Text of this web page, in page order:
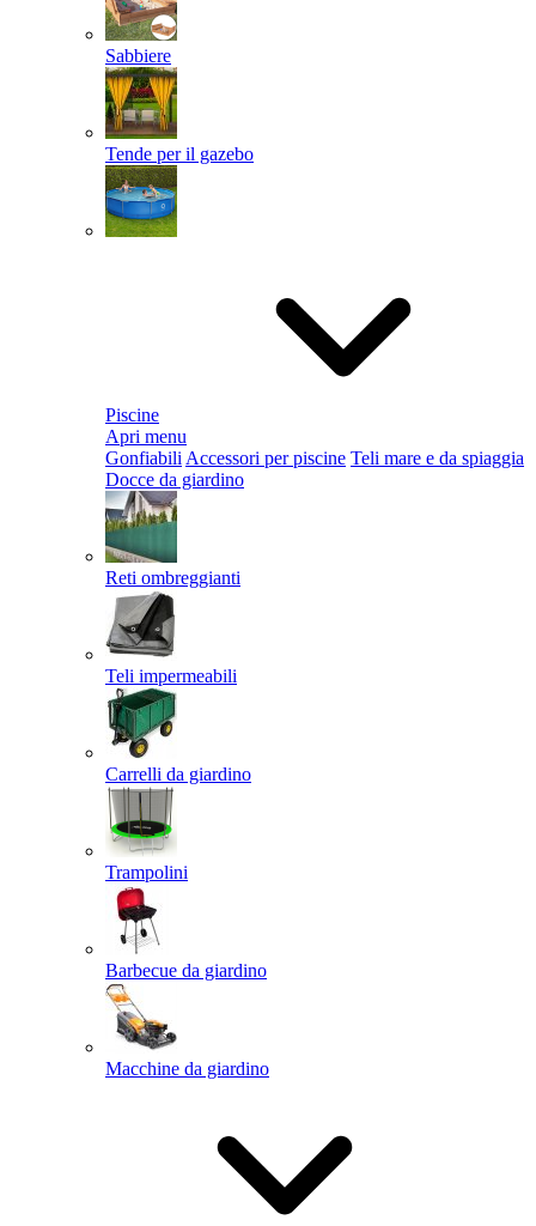
Sabbiere
Tende per il gazebo
Piscine
Apri menu
Gonfiabili Accessori per piscine Teli mare e da spiaggia
Docce da giardino
Reti ombreggianti
Teli impermeabili
Carrelli da giardino
Trampolini
Barbecue da giardino
Macchine da giardino